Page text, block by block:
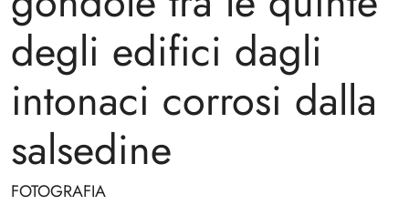
degli edifici dagli
intonaci corrosi dalla
salsedine
FOTOGRAFIA